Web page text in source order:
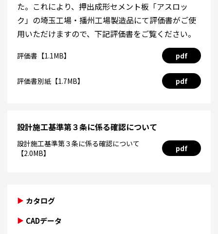
た。これにより、押出成形セメント板「アスロッ
ク」の埼玉工場・播州工場製造品にて評価書がご使
用いただけますので、下記評価書をご覧ください。
評価書【1.1MB】 pdf
評価書別紙【1.7MB】 pdf
設計施工基準第３条に係る確認について
設計施工基準第３条に係る確認について
【2.0MB】
pdf
カタログ
CADデータ